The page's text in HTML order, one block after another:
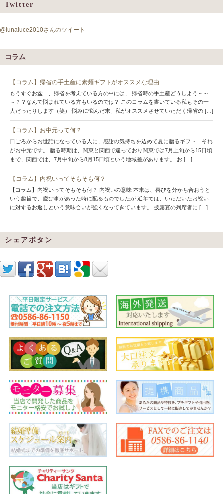
Twitter
@lunaluce2010さんのツイート
コラム
【コラム】帰省の手土産に素麺ギフトがオススメな理由
もうすぐお盆…、帰省を考えている方の中には、 帰省時の手土産どうしよう～～
～？？なんて悩まれている方もいるのでは？ このコラムを書いている私もその一
人だったりします（笑） 悩みに悩んだ末、私がオススメさせていただく帰省の […]
【コラム】お中元って何？
日ごろからお世話になっている人に、感謝の気持ちを込めて夏に贈るギフト…それ
がお中元です。 贈る時期は、関東と関西で違っており関東では7月上旬から15日頃
まで、関西では、7月中旬から8月15日頃という地域差があります。 お […]
【コラム】内祝いってそもそも何？
【コラム】内祝いってそもそも何？ 内祝いの意味 本来は、喜びを分かち合おうと
いう趣旨で、慶び事があった時に配るものでしたが 近年では、いただいたお祝い
に対するお返しという意味合いが強くなってきています。 披露宴の列席者に […]
シェアボタン